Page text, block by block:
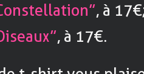
, à
, à 17€.